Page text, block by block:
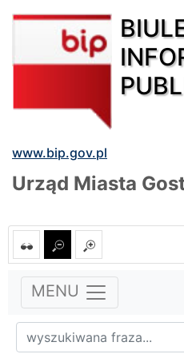
www.bip.gov.pl
Urząd Miasta
MENU